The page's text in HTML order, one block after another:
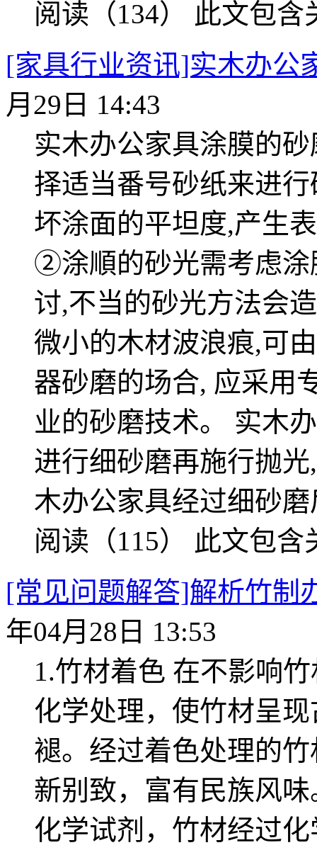
阅读（134） 此文包含
[家具行业资讯]实木办公
月29日 14:43
实木办公家具涂膜的
择适当番号砂纸来进
坏涂面的平坦度,产生
②涂順的砂光需考虑涂
讨,不当的砂光方法会
微小的木材波浪痕,可
器砂磨的场合, 应采用
业的砂磨技术。 实木
进行细砂磨再施行抛
木办公家具经过细砂磨
阅读（115） 此文包含
[常见问题解答]解析竹制
年04月28日 13:53
1.竹材着色 在不影响
化学处理，使竹材呈
褪。经过着色处理的
新别致，富有民族风
化学试剂，竹材经过